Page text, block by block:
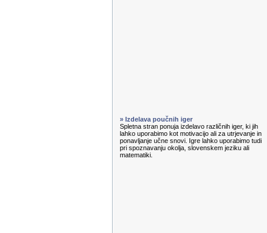
» Izdelava poučnih iger
Spletna stran ponuja izdelavo različnih iger, ki jih
lahko uporabimo kot motivacijo ali za utrjevanje in
ponavljanje učne snovi. Igre lahko uporabimo tudi
pri spoznavanju okolja, slovenskem jeziku ali
matematiki.